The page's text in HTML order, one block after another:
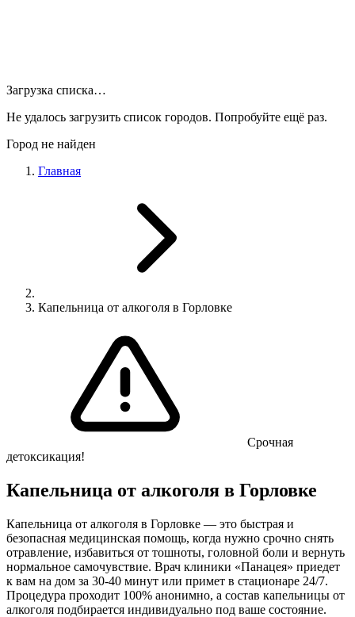
Загрузка списка…
Не удалось загрузить список городов. Попробуйте ещё раз.
Город не найден
Главная
Капельница от алкоголя в Горловке
Срочная
детоксикация!
Капельница от алкоголя в Горловке
Капельница от алкоголя в Горловке — это быстрая и
безопасная медицинская помощь, когда нужно срочно снять
отравление, избавиться от тошноты, головной боли и вернуть
нормальное самочувствие. Врач клиники «Панацея» приедет
к вам на дом за 30-40 минут или примет в стационаре 24/7.
Процедура проходит 100% анонимно, а состав капельницы от
алкоголя подбирается индивидуально под ваше состояние.